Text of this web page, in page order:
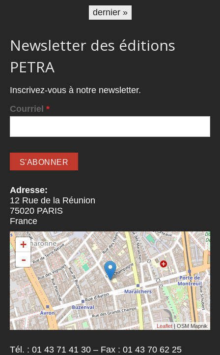
dernier »
Newsletter des éditions
PETRA
Inscrivez-vous à notre newsletter.
Courriel *
Adresse:
12 Rue de la Réunion
75020 PARIS
France
+
-
Leaflet | OSM Mapnik
Tél. : 01 43 71 41 30 – Fax : 01 43 70 62 25